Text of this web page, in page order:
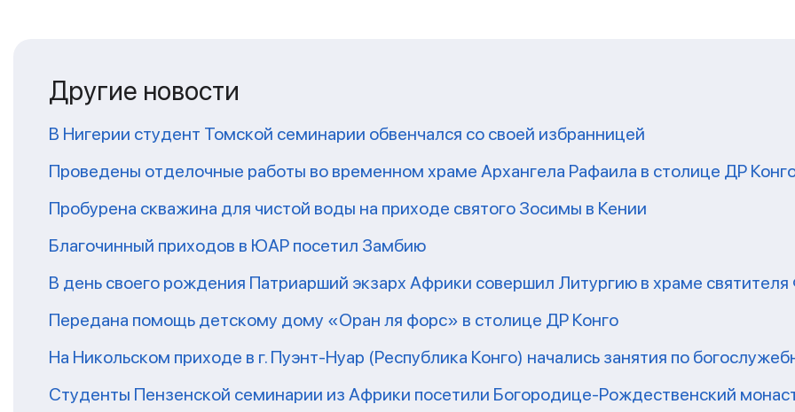
Другие новости
В Нигерии студент Томской семинарии обвенчался со своей избранницей
Проведены отделочные работы во временном храме Архангела Рафаила в столице ДР
Пробурена скважина для чистой воды на приходе святого Зосимы в Кении
Благочинный приходов в ЮАР посетил Замбию
В день своего рождения Патриарший экзарх Африки совершил Литургию в храме
Передана помощь детскому дому «Оран ля форс» в столице ДР Конго
На Никольском приходе в г. Пуэнт-Нуар (Республика Конго) начались занятия по
Студенты Пензенской семинарии из Африки посетили Богородице-Рождественский